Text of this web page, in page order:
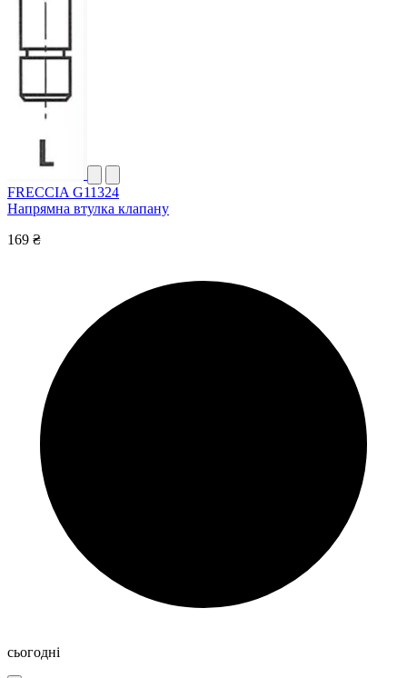
FRECCIA G11324
Напрямна втулка клапану
169 ₴
сьогодні